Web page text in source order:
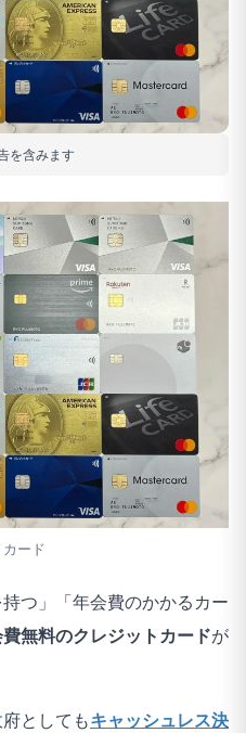
を含みます
ード
つ」「年会費のかかるカー
無料のクレジットカードが
としてもキャッシュレス決